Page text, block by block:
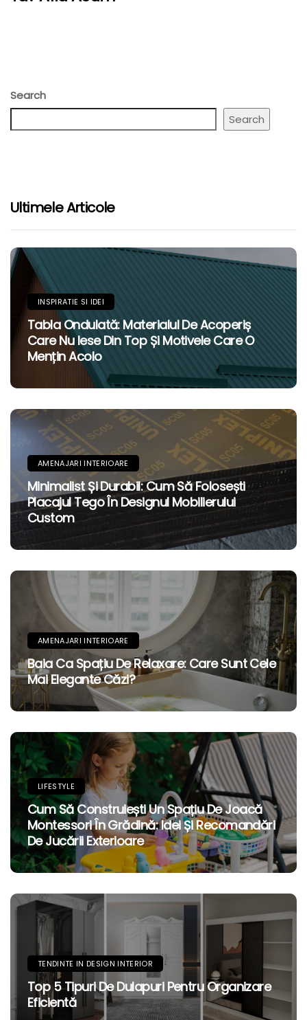
Search
Search
Ultimele Articole
INSPIRATIE SI IDEI
Tabla Ondulată: Materialul De Acoperiș
Care Nu Iese Din Top Și Motivele Care O
Mențin Acolo
AMENAJARI INTERIOARE
Minimalist Și Durabil: Cum Să Folosești
Placajul Tego În Designul Mobilierului
Custom
AMENAJARI INTERIOARE
Baia Ca Spațiu De Relaxare: Care Sunt Cele
Mai Elegante Căzi?
LIFESTYLE
Cum Să Construiești Un Spațiu De Joacă
Montessori În Grădină: Idei Și Recomandări
De Jucării Exterioare
TENDINTE IN DESIGN INTERIOR
Top 5 Tipuri De Dulapuri Pentru Organizare
Eficientă